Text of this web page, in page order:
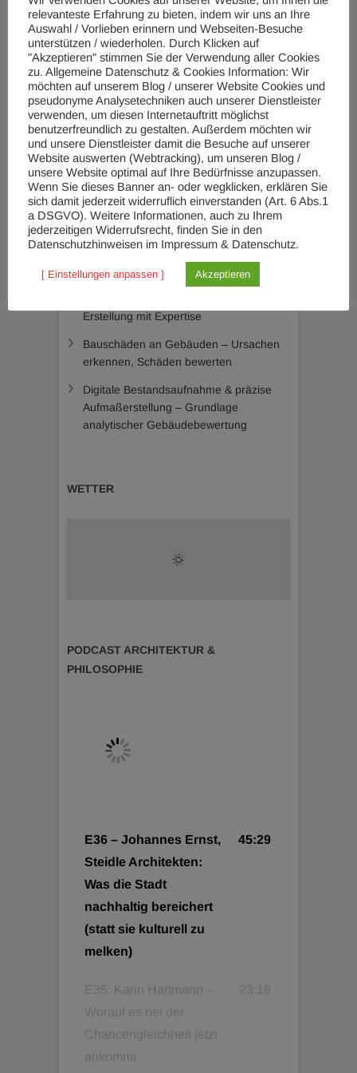
Powered by Translate
TOP-BEITRÄGE UND TOP-SEITEN
Landesbauordnung NRW 2018 – was
ändert sich ab 2019?
50 Jahre Triumph TR6... (14. Jan. 1969 -
14. Jan. 2019)
DATENSCHUTZ
NEUESTE BEITRÄGE
Erstellung mit Expertise
Bauschäden an Gebäuden – Ursachen
erkennen, Schäden bewerten
Digitale Bestandsaufnahme & präzise
Aufmaßerstellung – Grundlage
analytischer Gebäudebewertung
WETTER
PODCAST ARCHITEKTUR &
PHILOSOPHIE
E36 – Johannes Ernst,
Steidle Architekten:
Was die Stadt
nachhaltig bereichert
(statt sie kulturell zu
melken)
45:29
E35: Karin Hartmann –
Worauf es bei der
Chancengleichheit jetzt
ankommt
23:18
relevanteste Erfahrung zu bieten, indem wir uns an Ihre
Auswahl / Vorlieben erinnern und Webseiten-Besuche
unterstützen / wiederholen. Durch Klicken auf
"Akzeptieren" stimmen Sie der Verwendung aller Cookies
zu. Allgemeine Datenschutz & Cookies Information: Wir
möchten auf unserem Blog / unserer Website Cookies und
pseudonyme Analysetechniken auch unserer Dienstleister
verwenden, um diesen Internetauftritt möglichst
benutzerfreundlich zu gestalten. Außerdem möchten wir
und unsere Dienstleister damit die Besuche auf unserer
Website auswerten (Webtracking), um unseren Blog /
unsere Website optimal auf Ihre Bedürfnisse anzupassen.
Wenn Sie dieses Banner an- oder wegklicken, erklären Sie
sich damit jederzeit widerruflich einverstanden (Art. 6 Abs.1
a DSGVO). Weitere Informationen, auch zu Ihrem
jederzeitigen Widerrufsrecht, finden Sie in den
Datenschutzhinweisen im Impressum & Datenschutz.
[ Einstellungen anpassen ] Akzeptieren